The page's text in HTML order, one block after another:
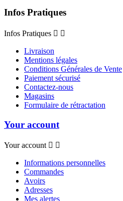
Infos Pratiques
Infos Pratiques  
Livraison
Mentions légales
Conditions Générales de Vente
Paiement sécurisé
Contactez-nous
Magasins
Formulaire de rétractation
Your account
Your account  
Informations personnelles
Commandes
Avoirs
Adresses
Mes alertes